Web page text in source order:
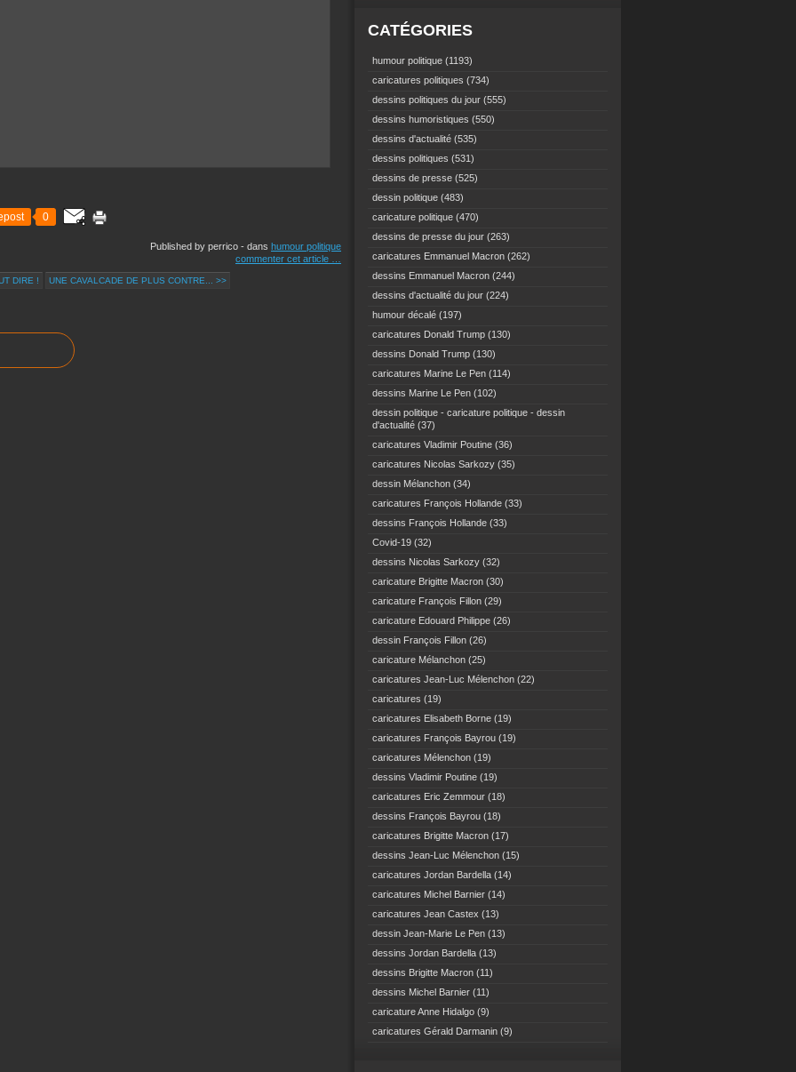
0
Published by perrico - dans humour politique
commenter cet article
DIRE ! UNE CAVALCADE DE PLUS CONTRE... >>
CATÉGORIES
humour politique (1193)
caricatures politiques (734)
dessins politiques du jour (555)
dessins humoristiques (550)
dessins d'actualité (535)
dessins politiques (531)
dessins de presse (525)
dessin politique (483)
caricature politique (470)
dessins de presse du jour (263)
caricatures Emmanuel Macron (262)
dessins Emmanuel Macron (244)
dessins d'actualité du jour (224)
humour décalé (197)
caricatures Donald Trump (130)
dessins Donald Trump (130)
caricatures Marine Le Pen (114)
dessins Marine Le Pen (102)
dessin politique - caricature politique - dessin
d'actualité (37)
caricatures Vladimir Poutine (36)
caricatures Nicolas Sarkozy (35)
dessin Mélanchon (34)
caricatures François Hollande (33)
dessins François Hollande (33)
Covid-19 (32)
dessins Nicolas Sarkozy (32)
caricature Brigitte Macron (30)
caricature François Fillon (29)
caricature Edouard Philippe (26)
dessin François Fillon (26)
caricature Mélanchon (25)
caricatures Jean-Luc Mélenchon (22)
caricatures (19)
caricatures Elisabeth Borne (19)
caricatures François Bayrou (19)
caricatures Mélenchon (19)
dessins Vladimir Poutine (19)
caricatures Eric Zemmour (18)
dessins François Bayrou (18)
caricatures Brigitte Macron (17)
dessins Jean-Luc Mélenchon (15)
caricatures Jordan Bardella (14)
caricatures Michel Barnier (14)
caricatures Jean Castex (13)
dessin Jean-Marie Le Pen (13)
dessins Jordan Bardella (13)
dessins Brigitte Macron (11)
dessins Michel Barnier (11)
caricature Anne Hidalgo (9)
caricatures Gérald Darmanin (9)